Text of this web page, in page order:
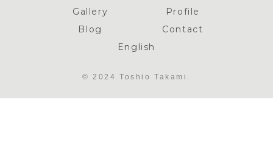
Gallery
Profile
Blog
Contact
English
© 2024 Toshio Takami.